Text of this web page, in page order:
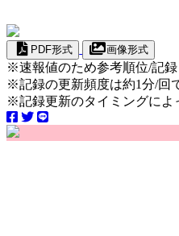
PDF形式 画像形式
※速報値のため参考順位/記録
※記録の更新頻度は約1分/回
※記録更新のタイミングによ